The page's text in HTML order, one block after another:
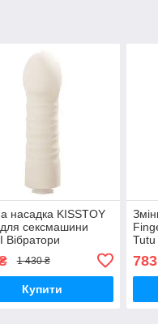
насадка KISSTOY
сексмашини
Вібратори
1 430 ₴
Купити
Tutu
783